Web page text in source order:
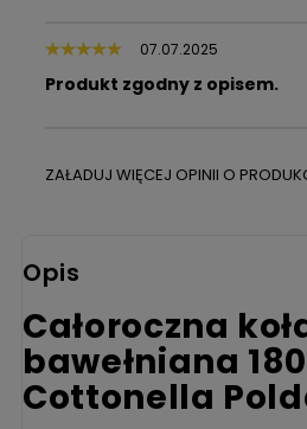
07.07.2025
Produkt zgodny z opisem.
ZAŁADUJ WIĘCEJ OPINII O
Opis
Całoroczna
bawełniana
Cottonella